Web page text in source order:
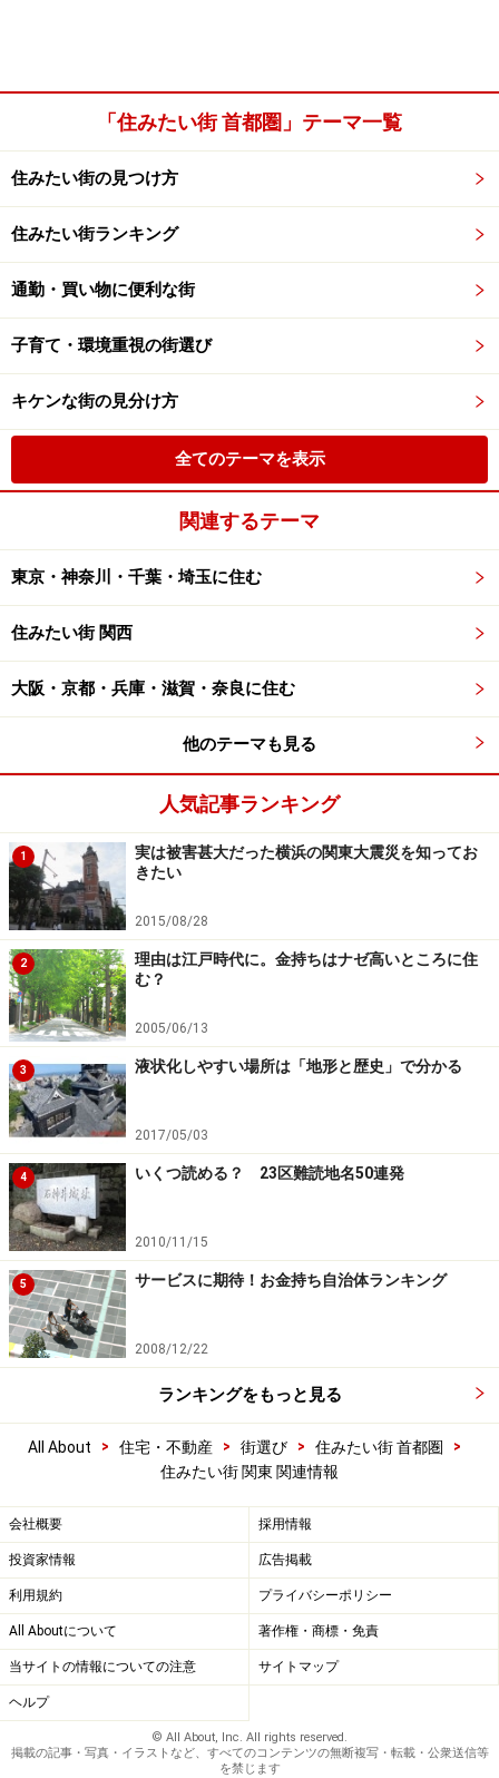
「住みたい街 首都圏」テーマ一覧
住みたい街の見つけ方
住みたい街ランキング
通勤・買い物に便利な街
子育て・環境重視の街選び
キケンな街の見分け方
全てのテーマを表示
関連するテーマ
東京・神奈川・千葉・埼玉に住む
住みたい街 関西
大阪・京都・兵庫・滋賀・奈良に住む
他のテーマも見る
人気記事ランキング
1
実は被害甚大だった横浜の関東大震災を知ってお
きたい
2015/08/28
2
理由は江戸時代に。金持ちはナゼ高いところに住
む？
2005/06/13
3 液状化しやすい場所は「地形と歴史」で分かる
2017/05/03
4 いくつ読める？ 23区難読地名50連発
2010/11/15
5 サービスに期待！お金持ち自治体ランキング
2008/12/22
ランキングをもっと見る
All About > 住宅・不動産 > 街選び > 住みたい街 首都圏
>
住みたい街 関東 関連情報
会社概要 採用情報
投資家情報 広告掲載
利用規約 プライバシーポリシー
All Aboutについて 著作権・商標・免責
当サイトの情報についての注意 サイトマップ
ヘルプ
© All About, Inc. All rights reserved.
掲載の記事・写真・イラストなど、すべてのコンテンツの無断複写・転載・公衆送信等
を禁じます